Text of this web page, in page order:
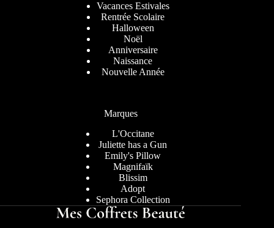
Vacances Estivales
Rentrée Scolaire
Halloween
Noël
Anniversaire
Naissance
Nouvelle Année
Marques
L'Occitane
Juliette has a Gun
Emily's Pillow
Magnifaïk
Blissim
Adopt
Sephora Collection